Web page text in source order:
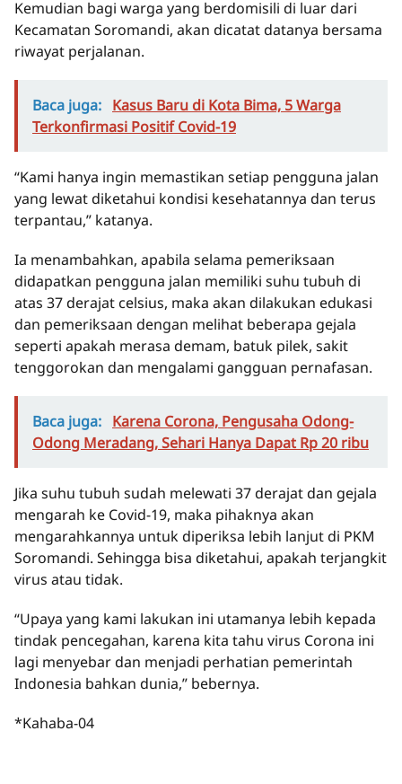
Kemudian bagi warga yang berdomisili di luar dari
Kecamatan Soromandi, akan dicatat datanya bersama
riwayat perjalanan.
Baca juga: Kasus Baru di Kota Bima, 5 Warga
Terkonfirmasi Positif Covid-19
“Kami hanya ingin memastikan setiap pengguna jalan
yang lewat diketahui kondisi kesehatannya dan terus
terpantau,” katanya.
Ia menambahkan, apabila selama pemeriksaan
didapatkan pengguna jalan memiliki suhu tubuh di
atas 37 derajat celsius, maka akan dilakukan edukasi
dan pemeriksaan dengan melihat beberapa gejala
seperti apakah merasa demam, batuk pilek, sakit
tenggorokan dan mengalami gangguan pernafasan.
Baca juga: Karena Corona, Pengusaha Odong-
Odong Meradang, Sehari Hanya Dapat Rp 20 ribu
Jika suhu tubuh sudah melewati 37 derajat dan gejala
mengarah ke Covid-19, maka pihaknya akan
mengarahkannya untuk diperiksa lebih lanjut di PKM
Soromandi. Sehingga bisa diketahui, apakah terjangkit
virus atau tidak.
“Upaya yang kami lakukan ini utamanya lebih kepada
tindak pencegahan, karena kita tahu virus Corona ini
lagi menyebar dan menjadi perhatian pemerintah
Indonesia bahkan dunia,” bebernya.
*Kahaba-04